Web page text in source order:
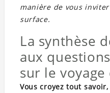
manière de vous
surface.
La synthèse
aux
sur le
Vous croyez tout